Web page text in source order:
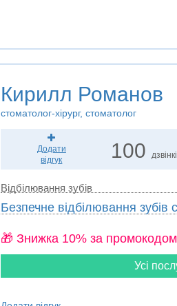
Кирилл Романов
стоматолог-хірург, стоматолог
Додати
відгук
100
Відбілювання зубів
Безпечне відбілювання
🎁 Знижка 10% за
Усі